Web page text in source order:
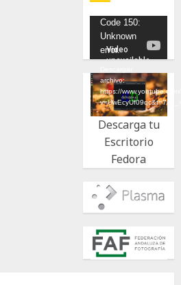
Reproductor
de
vídeo
Code 150:
Unknown
error.
archivo:
https://
Descarga tu
Escritorio
Fedora